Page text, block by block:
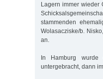
Lagern immer wieder
stammenden
Wolasacziske/b.
an.
In Hamburg
untergebracht, dann